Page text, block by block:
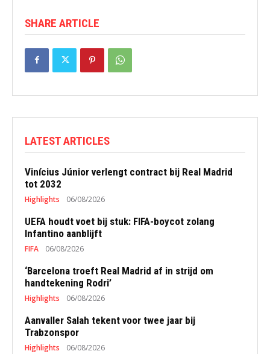
SHARE ARTICLE
LATEST ARTICLES
Vinícius Júnior verlengt contract bij Real Madrid
tot 2032
Highlights 06/08/2026
UEFA houdt voet bij stuk: FIFA-boycot zolang
Infantino aanblijft
FIFA 06/08/2026
‘Barcelona troeft Real Madrid af in strijd om
handtekening Rodri’
Highlights 06/08/2026
Aanvaller Salah tekent voor twee jaar bij
Trabzonspor
Highlights 06/08/2026